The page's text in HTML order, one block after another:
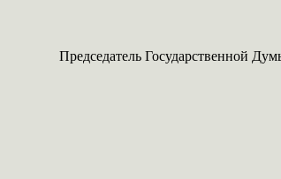
Председатель Государственной